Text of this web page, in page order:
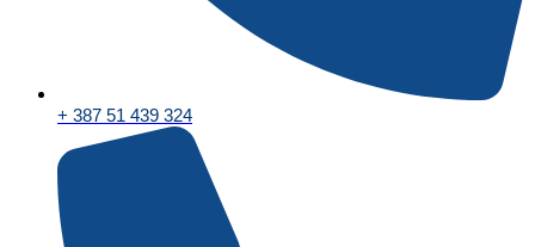
+ 387 51 439 324